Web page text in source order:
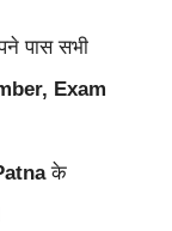
पास सभी
Exam
के